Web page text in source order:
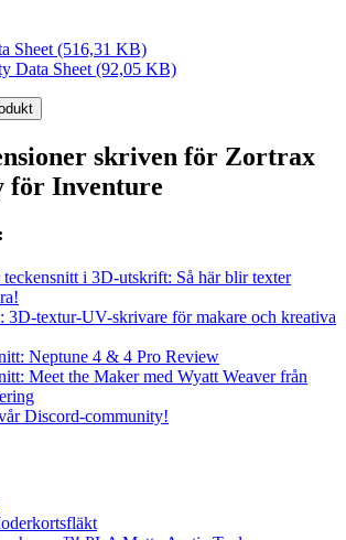
Sheet (516,31 KB)
Data Sheet (92,05 KB)
skriven för Zortrax
för Inventure
teckensnitt i 3D-utskrift: Så här blir texter
3D-textur-UV-skrivare för makare och kreativa
Neptune 4 & 4 Pro Review
Meet the Maker med Wyatt Weaver från
Discord-community!